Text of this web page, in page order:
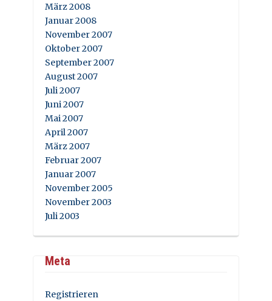
März 2008
Januar 2008
November 2007
Oktober 2007
September 2007
August 2007
Juli 2007
Juni 2007
Mai 2007
April 2007
März 2007
Februar 2007
Januar 2007
November 2005
November 2003
Juli 2003
Meta
Registrieren